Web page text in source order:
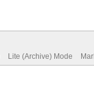
Lite (Archive) Mode